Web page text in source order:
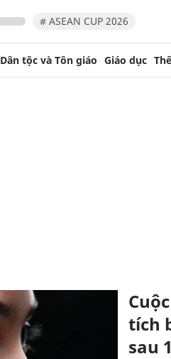
# ASEAN CUP 2026
Dân tộc và Tôn giáo Giáo dục
tích
sau